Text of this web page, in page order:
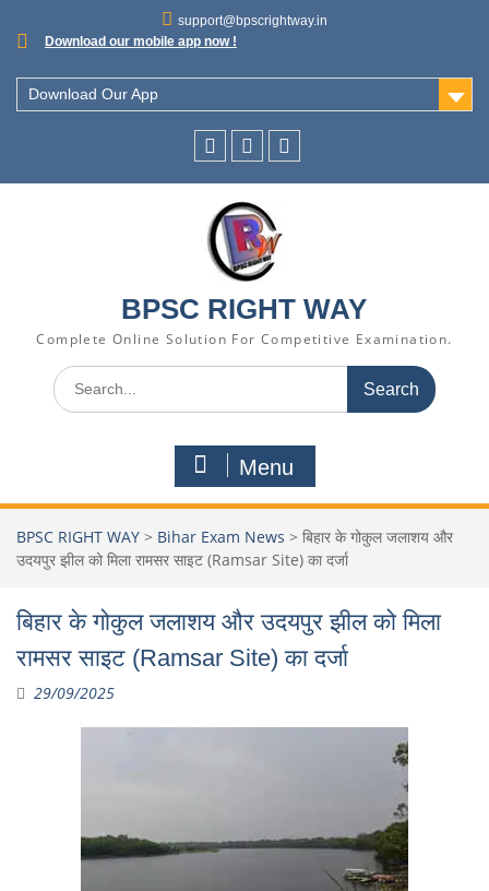
support@bpscrightway.in
Download our mobile app now !
Download Our App
BPSC RIGHT WAY
Complete Online Solution For Competitive Examination.
Menu
BPSC RIGHT WAY > Bihar Exam News > बिहार के गोकुल जलाशय और
उदयपुर झील को मिला रामसर साइट (Ramsar Site) का दर्जा
बिहार के गोकुल जलाशय और उदयपुर झील को मिला
रामसर साइट (Ramsar Site) का दर्जा
29/09/2025